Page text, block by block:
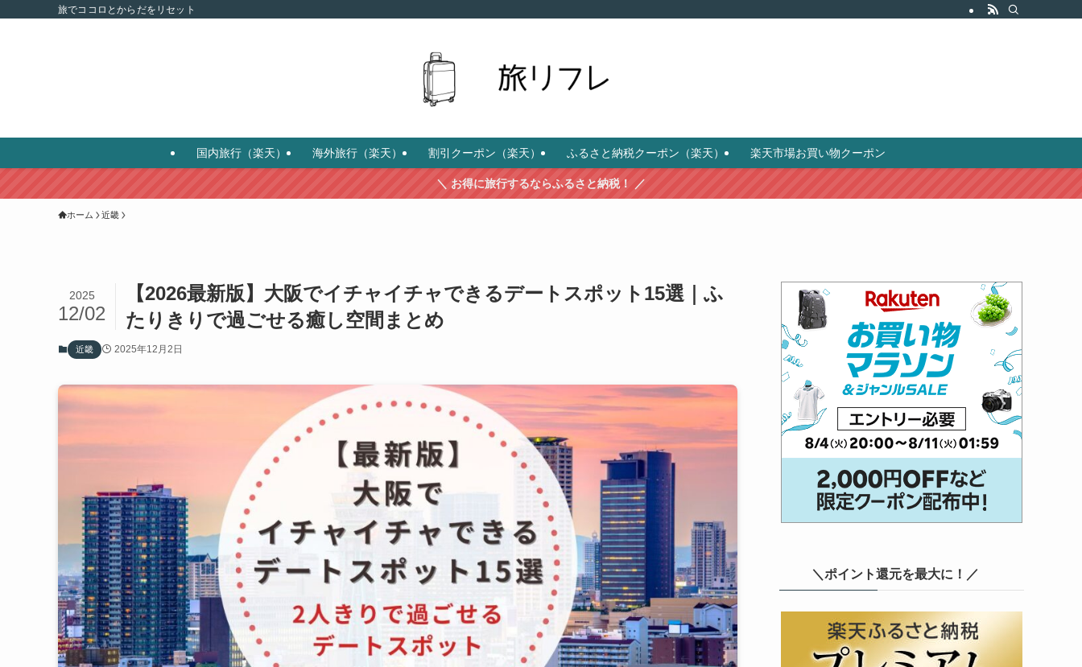
旅でココロとからだをリセット
国内旅行（楽天） 海外旅行（楽天） 割引クーポン（楽天） ふるさと納税クーポン（楽天） 楽天市場お買い物クーポン
＼ お得に旅行するならふるさと納税！ ／
ホーム 近畿
【2026最新版】大阪でイチャイチャできるデートスポット15選｜ふ
たりきりで過ごせる癒し空間まとめ
2025
12/02
近畿 2025年12月2日
＼ポイント還元を最大に！／